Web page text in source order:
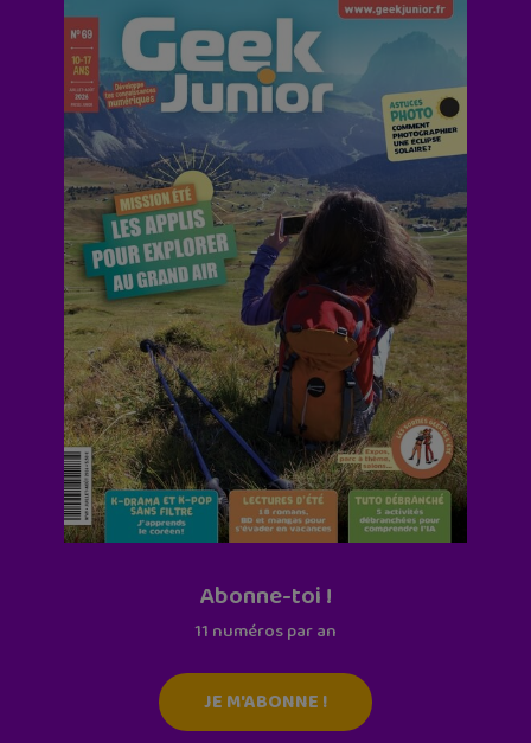
Abonne-toi !
11 numéros par an
JE M'ABONNE !